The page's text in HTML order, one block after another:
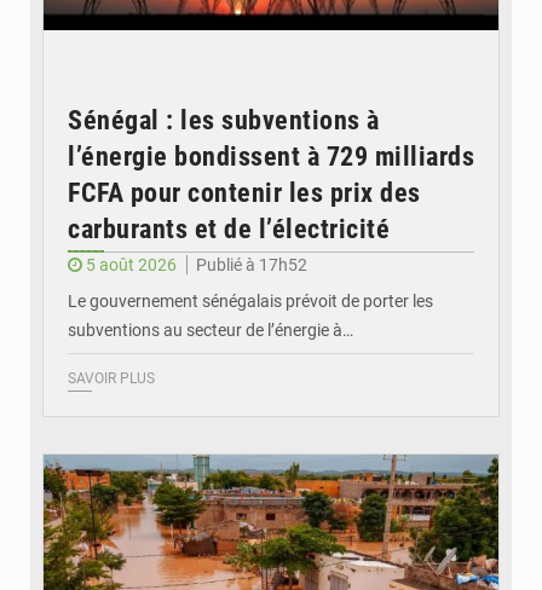
Sénégal : les subventions à
l’énergie bondissent à 729 milliards
FCFA pour contenir les prix des
carburants et de l’électricité
5 août 2026
Publié à 17h52
Le gouvernement sénégalais prévoit de porter les
subventions au secteur de l’énergie à…
SAVOIR PLUS